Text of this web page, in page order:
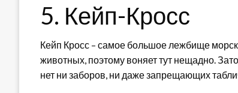
5. Кейп-Кросс
Кейп Кросс – самое большое лежбище
животных, поэтому воняет тут нещадно.
нет ни заборов, ни даже запрещающих